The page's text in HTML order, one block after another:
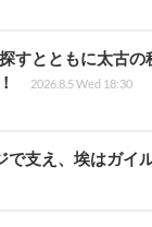
すとともに太古
2026.8.5 Wed 18:30
で支え、埃はガ